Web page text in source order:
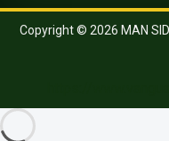
Copyright © 2026 MAN